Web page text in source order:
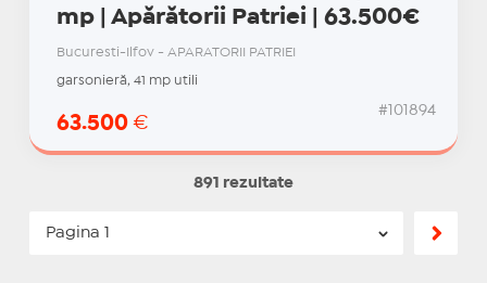
mp | Apărătorii Patriei | 63.500€
Bucuresti-Ilfov - APARATORII PATRIEI
garsonieră, 41 mp utili
63.500 €
#101894
891 rezultate